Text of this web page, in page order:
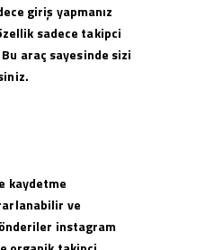
giriş yapmanız
sadece takipci
araç sayesinde sizi
kaydetme
ve
instagram